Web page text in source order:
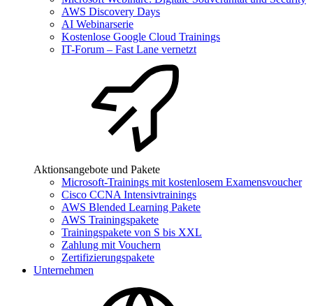
AWS Discovery Days
AI Webinarserie
Kostenlose Google Cloud Trainings
IT-Forum – Fast Lane vernetzt
Aktionsangebote und Pakete
Microsoft-Trainings mit kostenlosem Examensvoucher
Cisco CCNA Intensivtrainings
AWS Blended Learning Pakete
AWS Trainingspakete
Trainingspakete von S bis XXL
Zahlung mit Vouchern
Zertifizierungspakete
Unternehmen